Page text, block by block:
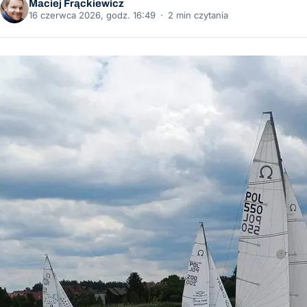
Maciej Frąckiewicz
16 czerwca 2026, godz. 16:49 · 2 min czytania